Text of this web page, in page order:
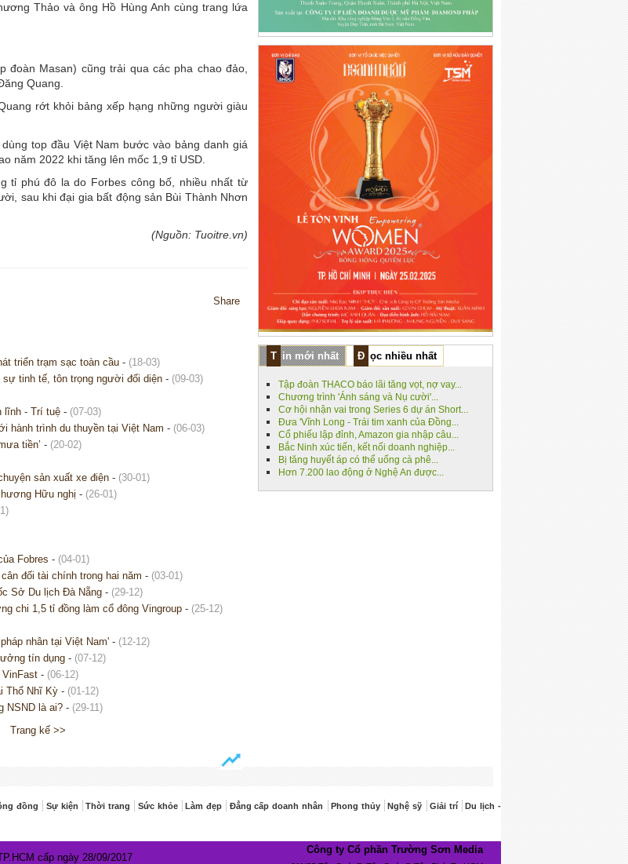
Thảo và ông Hồ Hùng Anh cùng trang lứa
đoàn Masan) cũng trải qua các pha chao đảo,
Quang.
rớt khỏi bảng xếp hạng những người giàu
top đầu Việt Nam bước vào bảng danh giá
năm 2022 khi tăng lên mốc 1,9 tỉ USD.
tỉ phú đô la do Forbes công bố, nhiều nhất từ
sau khi đại gia bất động sản Bùi Thành Nhơn
(Nguồn: Tuoitre.vn)
Share
triển trạm sạc toàn cầu - (18-03)
sự tinh tế, tôn trọng người đối diện - (09-03)
lĩnh - Trí tuệ - (07-03)
hành trình du thuyền tại Việt Nam - (06-03)
tiền’ - (20-02)
sản xuất xe điện - (30-01)
Hữu nghị - (26-01)
Fobres - (04-01)
đối tài chính trong hai năm - (03-01)
Sở Du lịch Đà Nẵng - (29-12)
chi 1,5 tỉ đồng làm cổ đông Vingroup - (25-12)
nhân tại Việt Nam' - (12-12)
tín dụng - (07-12)
- (06-12)
Thổ Nhĩ Kỳ - (01-12)
NSND là ai? - (29-11)
Trang kế >>
Tin mới nhất Đọc nhiều nhất
Tập đoàn THACO báo lãi tăng vọt, nợ vay...
Chương trình 'Ánh sáng và Nụ cười'...
Cơ hội nhận vai trong Series 6 dự án Short...
Đưa 'Vĩnh Long - Trái tim xanh của Đồng...
Cổ phiếu lập đỉnh, Amazon gia nhập câu...
Bắc Ninh xúc tiến, kết nối doanh nghiệp...
Bị tăng huyết áp có thể uống cà phê...
Hơn 7.200 lao động ở Nghệ An được...
đồng Sự kiện Thời trang Sức khỏe Làm đẹp Đẳng cấp doanh nhân Phong thủy Nghệ sỹ Giải trí Du lịch -
cấp ngày 28/09/2017
Công ty Cổ phần Trường Sơn Media